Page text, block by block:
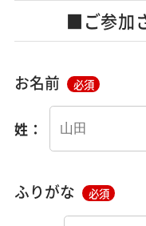
■ご参加
お名前 必須
姓：
ふりがな 必須